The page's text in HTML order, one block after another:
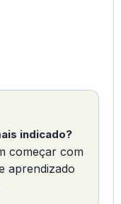
indicado?
começar com
aprendizado